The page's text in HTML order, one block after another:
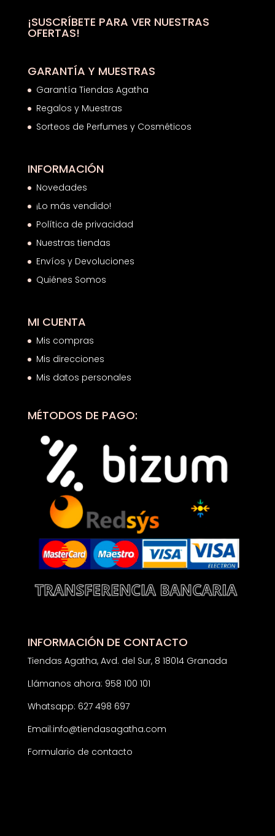
hasta
¡SUSCRÍBETE PARA VER NUESTRAS
OFERTAS!
GARANTÍA Y MUESTRAS
Garantía Tiendas Agatha
Regalos y Muestras
Sorteos de Perfumes y Cosméticos
INFORMACIÓN
Novedades
¡Lo más vendido!
Política de privacidad
Nuestras tiendas
Envíos y Devoluciones
Quiénes Somos
MI CUENTA
Mis compras
Mis direcciones
Mis datos personales
MÉTODOS DE PAGO:
INFORMACIÓN DE CONTACTO
Tiendas Agatha, Avd. del Sur, 8 18014 Granada
Llámanos ahora: 958 100 101
Whatsapp: 627 498 697
Email:info@tiendasagatha.com
Formulario de contacto